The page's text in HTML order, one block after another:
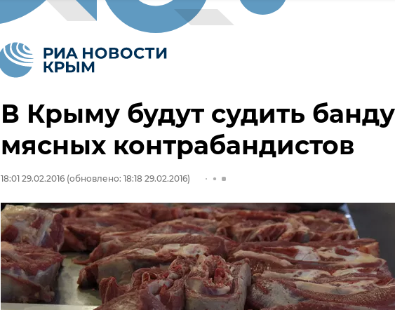
В Крыму будут судить банду
мясных контрабандистов
18:01 29.02.2016 (обновлено: 18:18 29.02.2016)